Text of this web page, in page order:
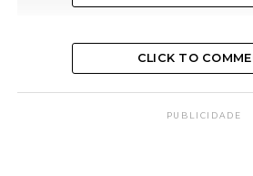
CLICK TO
PUBLICIDADE